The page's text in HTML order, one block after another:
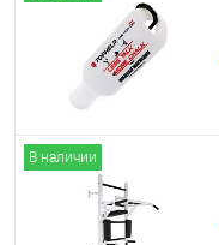
В наличии